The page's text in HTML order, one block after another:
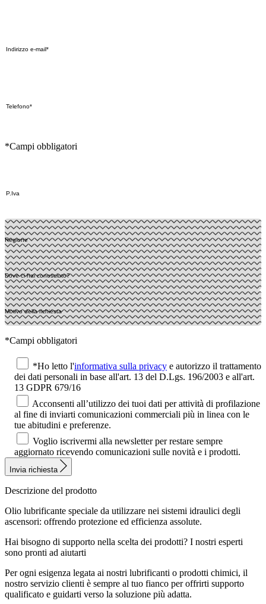
*Campi obbligatori
*Campi obbligatori
*Ho letto l'informativa sulla privacy e autorizzo il trattamento
dei dati personali in base all'art. 13 del D.Lgs. 196/2003 e all'art.
13 GDPR 679/16
Acconsenti all’utilizzo dei tuoi dati per attività di profilazione
al fine di inviarti comunicazioni commerciali più in linea con le
tue abitudini e preferenze.
Voglio iscrivermi alla newsletter per restare sempre
aggiornato ricevendo comunicazioni sulle novità e i prodotti.
Invia richiesta
Descrizione del prodotto
Olio lubrificante speciale da utilizzare nei sistemi idraulici degli
ascensori: offrendo protezione ed efficienza assolute.
Hai bisogno di supporto nella scelta dei prodotti? I nostri esperti
sono pronti ad aiutarti
Per ogni esigenza legata ai nostri lubrificanti o prodotti chimici, il
nostro servizio clienti è sempre al tuo fianco per offrirti supporto
qualificato e guidarti verso la soluzione più adatta.